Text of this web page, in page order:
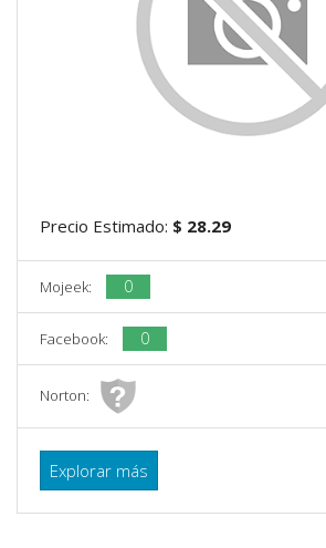
Precio Estimado: $ 28.29
Mojeek: 0
Facebook: 0
Norton:
Explorar más